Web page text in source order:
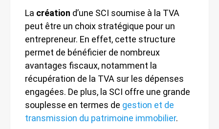
La création d’une SCI soumise à la TVA
peut être un choix stratégique pour un
entrepreneur. En effet, cette structure
permet de bénéficier de nombreux
avantages fiscaux, notamment la
récupération de la TVA sur les dépenses
engagées. De plus, la SCI offre une grande
souplesse en termes de gestion et de
transmission du patrimoine immobilier.